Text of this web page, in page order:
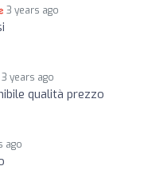
3 years ago
3 years ago
qualità prezzo
ago